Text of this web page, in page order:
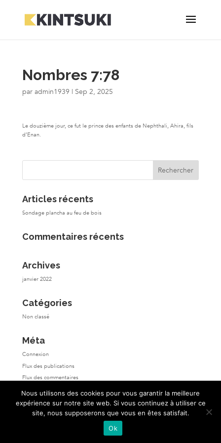
Nombres 7:78
par admin1939 | Sep 2, 2025
Le douzième jour, ce fut le prince des enfants de Nephthali, Ahira, fils
d’Enan.
Articles récents
Sondage plancha au feu de bois
Commentaires récents
Archives
janvier 2022
Catégories
Non classé
Méta
Connexion
Flux des publications
Flux des commentaires
Site de WordPress-FR
Nous utilisons des cookies pour vous garantir la meilleure
expérience sur notre site web. Si vous continuez à utiliser ce
site, nous supposerons que vous en êtes satisfait.
Ok